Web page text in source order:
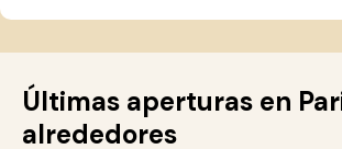
Últimas aperturas en
alrededores